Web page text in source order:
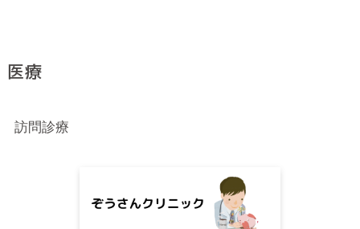
医療
訪問診療